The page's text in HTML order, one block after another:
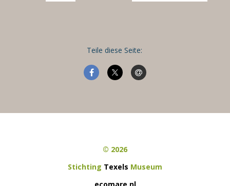
Teile diese Seite:
© 2026
Stichting Texels Museum
ecomare.nl